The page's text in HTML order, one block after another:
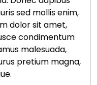
sed mollis enim,
dolor sit amet,
condimentum
malesuada,
pretium magna,